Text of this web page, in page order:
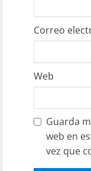
Correo
Web
Guarda
web en
vez que